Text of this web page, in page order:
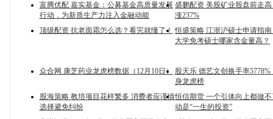
富腾优配 嘉实基金：公募基金高质量发展
行动，为新质生产力注入金融动能
盛鹏配资 美股矿业股盘前走
涨237%
顶级配资 抗老面霜怎么选？看完就懂了！ 恒盛策略 江浙沪硕士申请指
大学免考硕士哪家含金量高？
众合网 康芝药业龙虎榜数据（12月10日）
股天乐 德艺文创换手率
身龙虎榜
股海策略 教培项目花样繁多 消费者应谨慎
选择避免纠纷
恒信期货 一个引体向上都做
动是“一生的投资”